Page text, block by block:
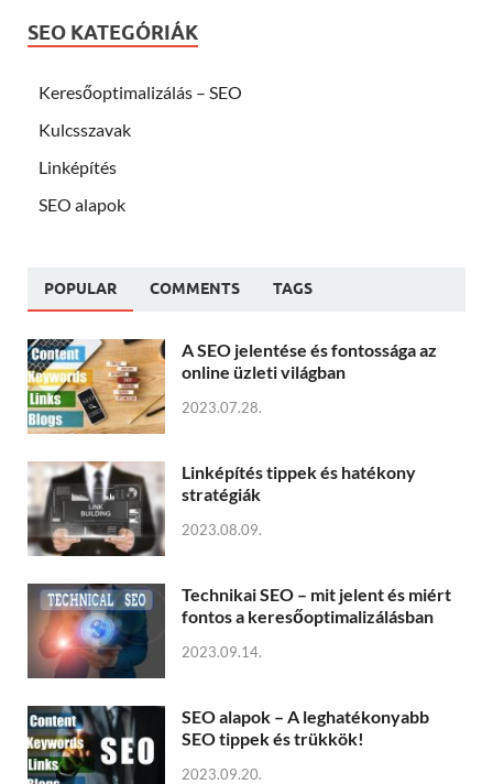
SEO KATEGÓRIÁK
Keresőoptimalizálás – SEO
Kulcsszavak
Linképítés
SEO alapok
POPULAR COMMENTS TAGS
A SEO jelentése és fontossága az
online üzleti világban
2023.07.28.
Linképítés tippek és hatékony
stratégiák
2023.08.09.
Technikai SEO – mit jelent és miért
fontos a keresőoptimalizálásban
2023.09.14.
SEO alapok – A leghatékonyabb
SEO tippek és trükkök!
2023.09.20.